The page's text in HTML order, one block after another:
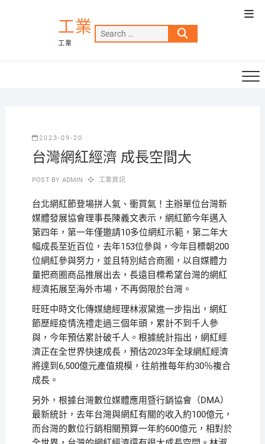
工業
工業
Search
…
2023-09-20
台灣網紅經濟 成長空間大
POST BY ADMIN 工業資訊
台北網紅節登場拼人氣、衝買氣！主辦單位台灣新
媒體發展協會理事長陳義文表示，網紅節今年邁入
第四年，第一年僅邀請10多位網紅示範，第二年大
幅成長至近百位，去年153位參與，今年目標朝200
位網紅參與努力，並且特別結合商圈，以自媒體力
量把商圈商品推展出去，長遠目標希望台灣的網紅
經濟拓展至海外市場，不再侷限於台灣。
旺旺中時文化傳媒總經理林淑黛進一步指出，網紅
節歷經疫情洗禮走過三個年頭，累計不到千人參
與，今年預估累計破千人。根據統計指出，網紅經
濟正在全世界快速成長，預估2023年全球網紅經濟
將達到6,500億元產值規模，往前推每年約30％複合
成長。
另外，根據台灣數位媒體應用暨行銷協會（DMA）
最新統計，去年台灣與網紅有關的收入約100億元，
而台灣的數位行銷相關預算一年約600億元，相對於